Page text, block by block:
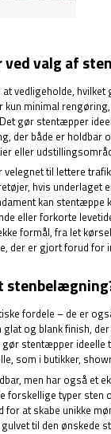
ved valg af
vedligeholde, hvilket
minimal
gør stentæpper
der både er holdbar
eller
til lettere
hvis underlaget
kan stentæppe
eller forkorte
formål, fra let
der er gjort forud for
fordele – de er
og blank finish,
gør stentæpper ideelle
som i butikker,
men har også et
forskellige typer sten
at skabe unikke
til den ønskede